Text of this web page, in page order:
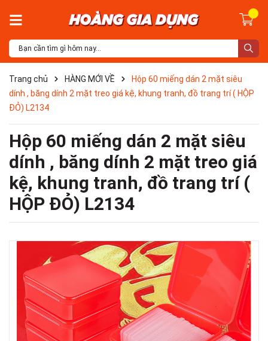
Trang chủ HÀNG MỚI VỀ
Hộp 60 miếng dán 2 mặt siêu
dính , băng dính 2 mặt treo giá kệ, khung tranh, đồ trang trí ( HỘP
ĐỎ) L2134
Hộp 60 miếng dán 2 mặt siêu
dính , băng dính 2 mặt treo giá
kệ, khung tranh, đồ trang trí (
HỘP ĐỎ) L2134